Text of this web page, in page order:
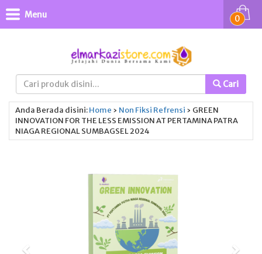
Cari
0
Menu
Anda Berada disini:Home › Non Fiksi Refrensi › GREEN
INNOVATION FOR THE LESS EMISSION AT PERTAMINA PATRA
NIAGA REGIONAL SUMBAGSEL 2024